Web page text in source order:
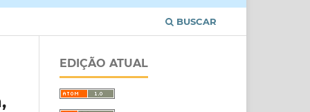
BUSCAR
EDIÇÃO ATUAL